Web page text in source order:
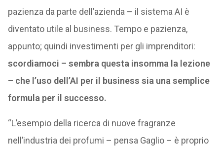
pazienza da parte dell’azienda – il sistema AI è
diventato utile al business. Tempo e pazienza,
appunto; quindi investimenti per gli imprenditori:
scordiamoci – sembra questa insomma la lezione
– che l’uso dell’AI per il business sia una semplice
formula per il successo.
“L’esempio della ricerca di nuove fragranze
nell’industria dei profumi – pensa Gaglio – è proprio